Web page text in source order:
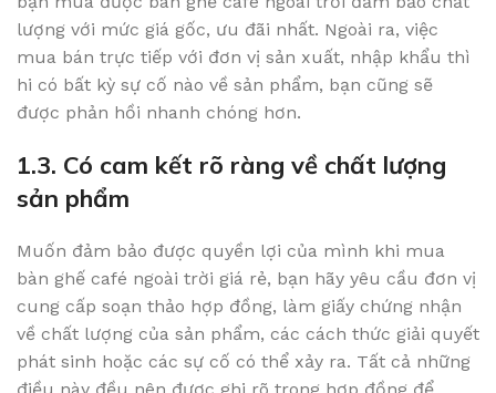
lượng với mức giá gốc, ưu đãi nhất. Ngoài ra, việc
mua bán trực tiếp với đơn vị sản xuất, nhập khẩu thì
hi có bất kỳ sự cố nào về sản phẩm, bạn cũng sẽ
được phản hồi nhanh chóng hơn.
1.3. Có cam kết rõ ràng về chất lượng
sản phẩm
Muốn đảm bảo được quyền lợi của mình khi mua
bàn ghế café ngoài trời giá rẻ, bạn hãy yêu cầu đơn vị
cung cấp soạn thảo hợp đồng, làm giấy chứng nhận
về chất lượng của sản phẩm, các cách thức giải quyết
phát sinh hoặc các sự cố có thể xảy ra. Tất cả những